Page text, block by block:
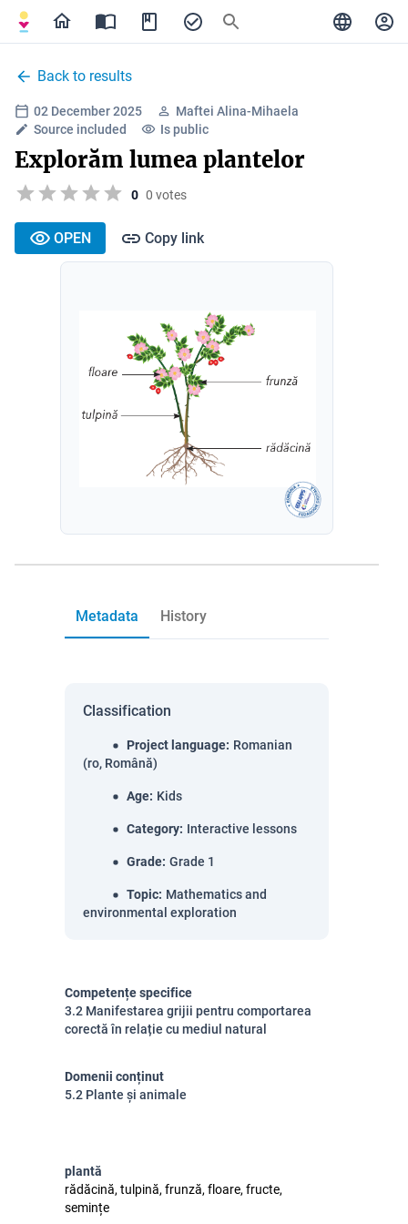
Back to results
02 December 2025
Maftei Alina-Mihaela
Source included
Is public
Explorăm lumea plantelor
0 0 votes
OPEN Copy link
Metadata History
Classification
Project language: Romanian
(ro, Română)
Age: Kids
Category: Interactive lessons
Grade: Grade 1
Topic: Mathematics and
environmental exploration
Competențe specifice
3.2 Manifestarea grijii pentru comportarea
corectă în relație cu mediul natural
Domenii conținut
5.2 Plante și animale
plantă
rădăcină, tulpină, frunză, floare, fructe,
semințe